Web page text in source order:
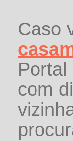
Caso
Portal
com